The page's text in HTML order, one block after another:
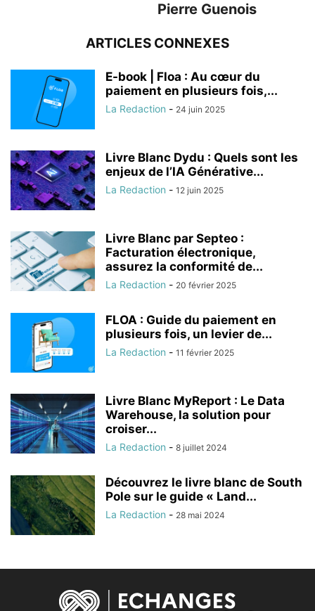
Pierre Guenois
ARTICLES CONNEXES
E-book | Floa : Au cœur du
paiement en plusieurs fois,...
La Redaction - 24 juin 2025
Livre Blanc Dydu : Quels sont les
enjeux de l’IA Générative...
La Redaction - 12 juin 2025
Livre Blanc par Septeo :
Facturation électronique,
assurez la conformité de...
La Redaction - 20 février 2025
FLOA : Guide du paiement en
plusieurs fois, un levier de...
La Redaction - 11 février 2025
Livre Blanc MyReport : Le Data
Warehouse, la solution pour
croiser...
La Redaction - 8 juillet 2024
Découvrez le livre blanc de South
Pole sur le guide « Land...
La Redaction - 28 mai 2024